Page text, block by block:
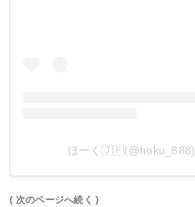
ほーく🇯🇵(@hoku_888)
( 次のページへ続く )